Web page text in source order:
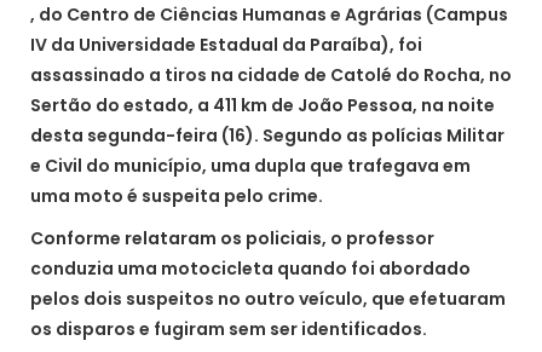
, do Centro de Ciências Humanas e Agrárias (Campus
IV da Universidade Estadual da Paraíba), foi
assassinado a tiros na cidade de Catolé do Rocha, no
Sertão do estado, a 411 km de João Pessoa, na noite
desta segunda-feira (16). Segundo as polícias Militar
e Civil do município, uma dupla que trafegava em
uma moto é suspeita pelo crime.
Conforme relataram os policiais, o professor
conduzia uma motocicleta quando foi abordado
pelos dois suspeitos no outro veículo, que efetuaram
os disparos e fugiram sem ser identificados.